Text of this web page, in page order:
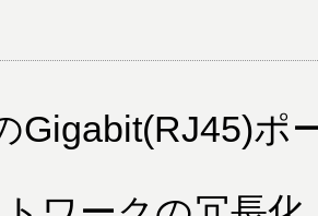
Gigabit(RJ45)ポ